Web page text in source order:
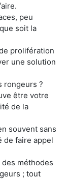
peu
soit la
prolifération
une solution
rongeurs ?
être votre
de la
souvent sans
de faire appel
méthodes
; tout